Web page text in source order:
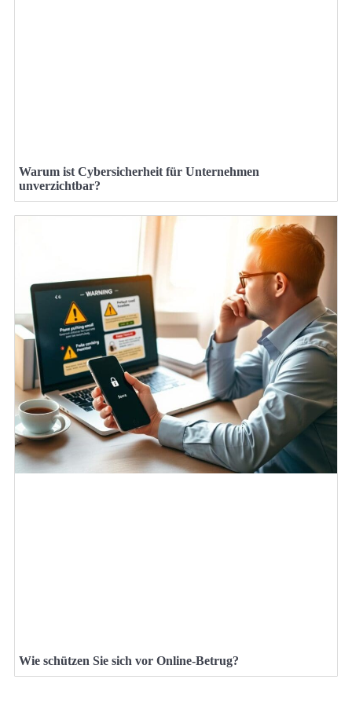
Warum ist Cybersicherheit für Unternehmen
unverzichtbar?
Wie schützen Sie sich vor Online-Betrug?